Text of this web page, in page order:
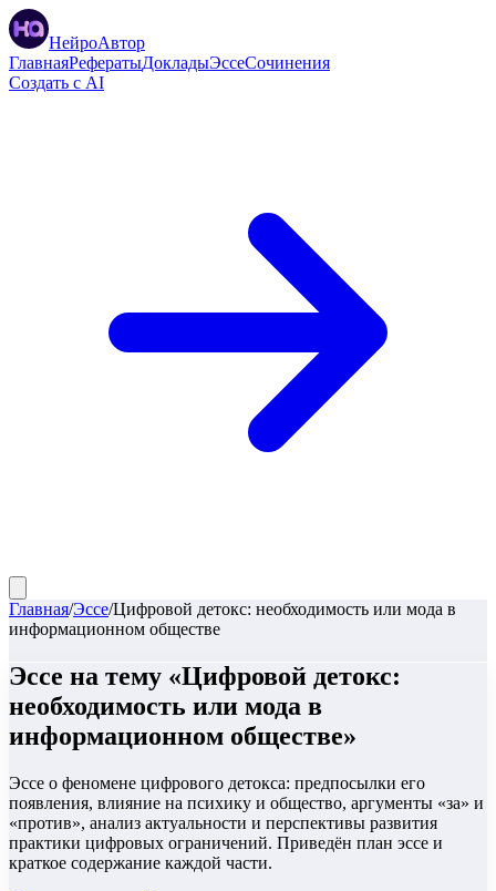
НейроАвтор
ГлавнаяРефератыДокладыЭссеСочинения
Создать с AI
Главная/Эссе/Цифровой детокс: необходимость или мода в
информационном обществе
Эссе на тему «Цифровой детокс:
необходимость или мода в
информационном обществе»
Эссе о феномене цифрового детокса: предпосылки его
появления, влияние на психику и общество, аргументы «за» и
«против», анализ актуальности и перспективы развития
практики цифровых ограничений. Приведён план эссе и
краткое содержание каждой части.